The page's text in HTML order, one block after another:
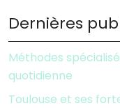
Dernières
Méthodes
quotidienne
Toulouse et ses